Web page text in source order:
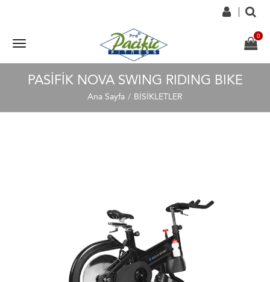
PASİFİK NOVA SWING RIDING BIKE
Ana Sayfa BİSİKLETLER